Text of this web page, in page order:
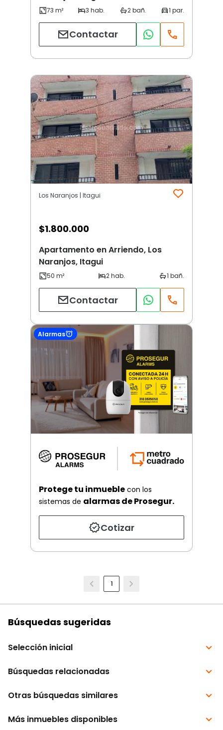
Contactar
Los Naranjos | Itagui
$1.800.000
Apartamento en Arriendo, Los
Naranjos, Itagui
Contactar
Alarmas
Protege tu inmueble con los
sistemas de alarmas de Prosegur.
Cotizar
1